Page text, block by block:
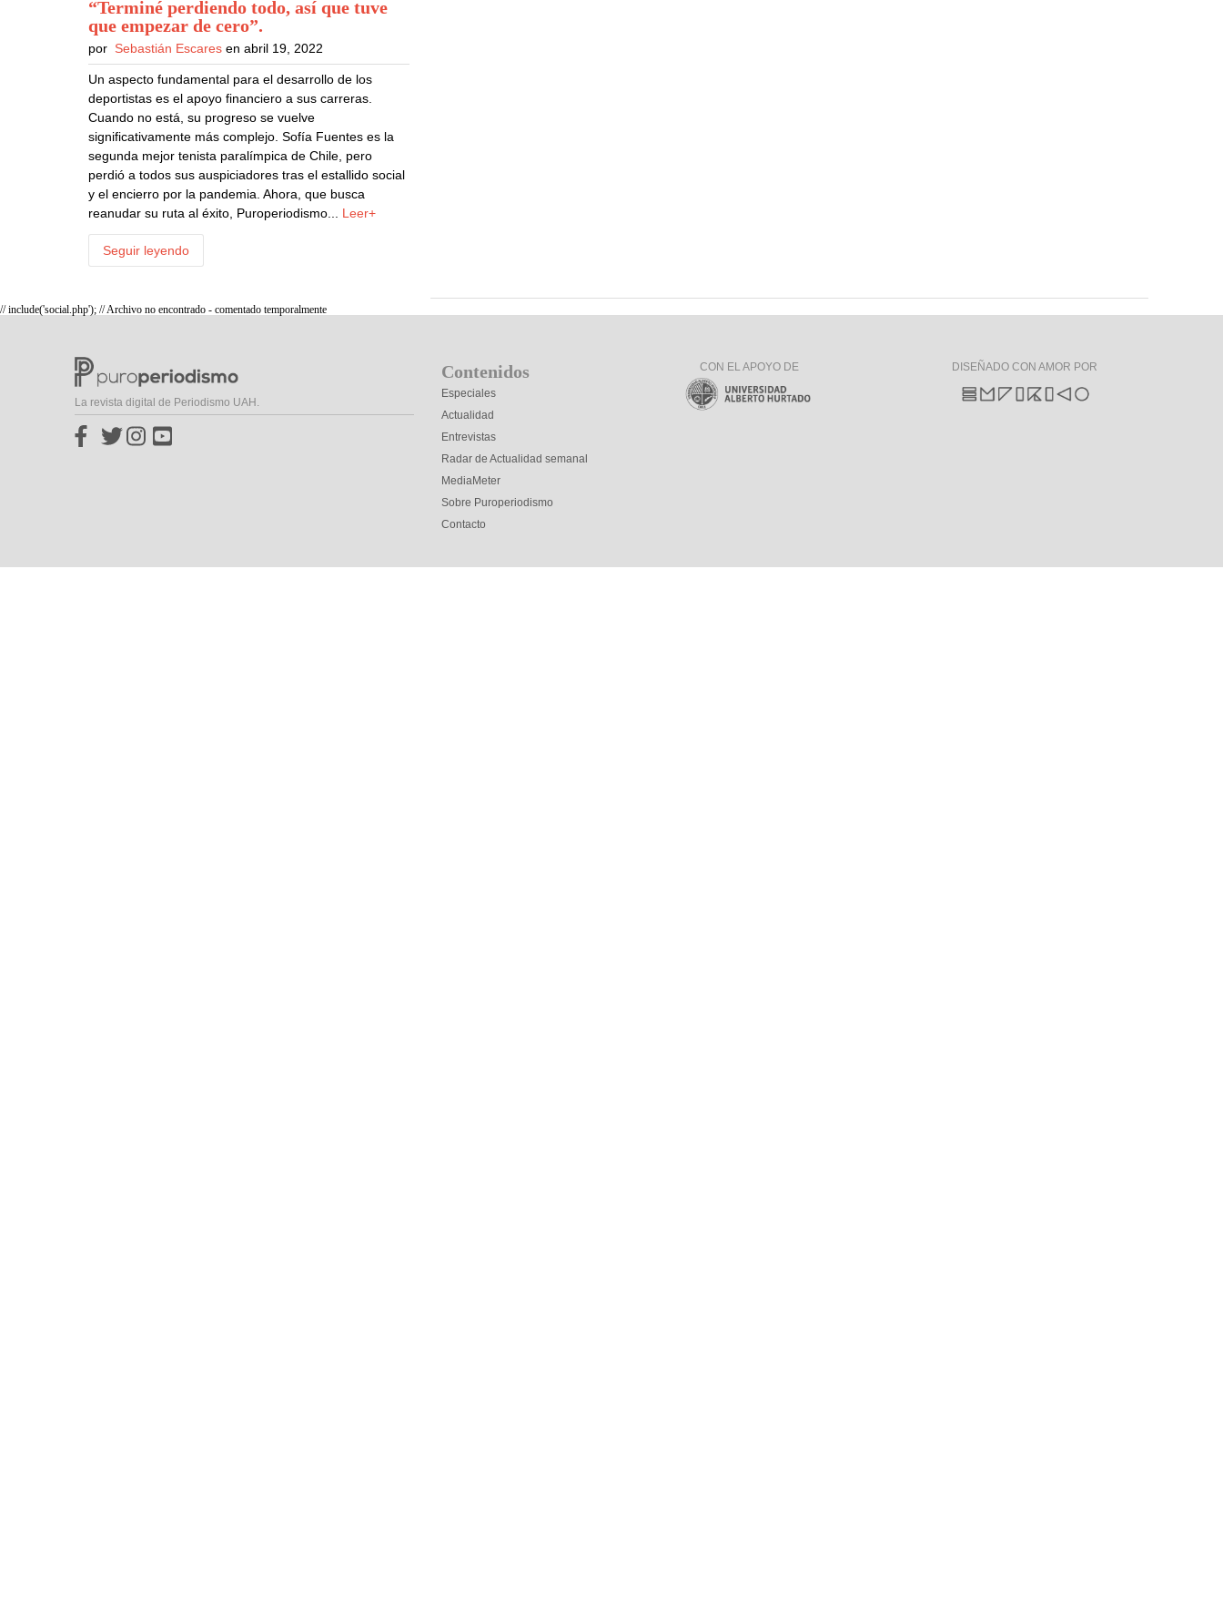
“Terminé perdiendo todo, así que tuve
que empezar de cero”.
por Sebastián Escares en abril 19, 2022
Un aspecto fundamental para el desarrollo de los
deportistas es el apoyo financiero a sus carreras.
Cuando no está, su progreso se vuelve
significativamente más complejo. Sofía Fuentes es la
segunda mejor tenista paralímpica de Chile, pero
perdió a todos sus auspiciadores tras el estallido social
y el encierro por la pandemia. Ahora, que busca
reanudar su ruta al éxito, Puroperiodismo... Leer+
Seguir leyendo
// include('social.php'); // Archivo no encontrado - comentado temporalmente
La revista digital de Periodismo UAH.
Contenidos
Especiales
Actualidad
Entrevistas
Radar de Actualidad semanal
MediaMeter
Sobre Puroperiodismo
Contacto
CON EL APOYO DE DISEÑADO CON AMOR POR